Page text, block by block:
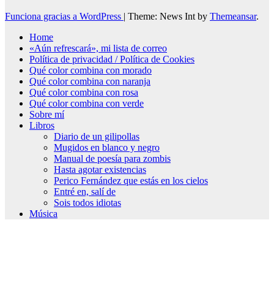
Funciona gracias a WordPress | Theme: News Int by Themeansar.
Home
«Aún refrescará», mi lista de correo
Política de privacidad / Política de Cookies
Qué color combina con morado
Qué color combina con naranja
Qué color combina con rosa
Qué color combina con verde
Sobre mí
Libros
Diario de un gilipollas
Mugidos en blanco y negro
Manual de poesía para zombis
Hasta agotar existencias
Perico Fernández que estás en los cielos
Entré en, salí de
Sois todos idiotas
Música